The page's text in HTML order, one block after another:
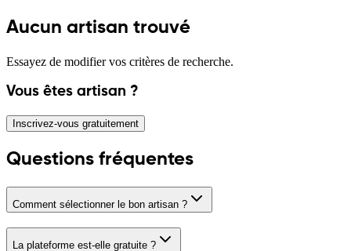
Aucun artisan trouvé
Essayez de modifier vos critères de recherche.
Vous êtes artisan ?
Inscrivez-vous gratuitement
Questions fréquentes
Comment sélectionner le bon artisan ?
La plateforme est-elle gratuite ?